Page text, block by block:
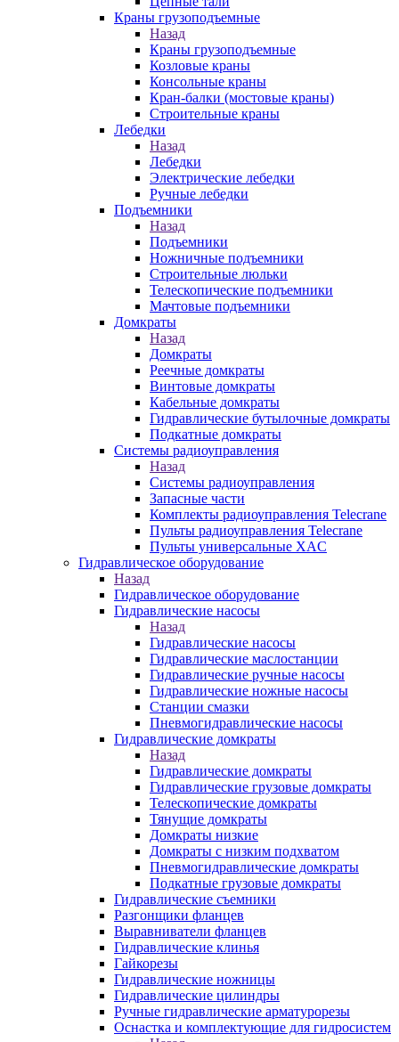
Краны грузоподъемные
Назад
Краны грузоподъемные
Козловые краны
Консольные краны
Кран-балки (мостовые краны)
Строительные краны
Лебедки
Назад
Лебедки
Электрические лебедки
Ручные лебедки
Подъемники
Назад
Подъемники
Ножничные подъемники
Строительные люльки
Телескопические подъемники
Мачтовые подъемники
Домкраты
Назад
Домкраты
Реечные домкраты
Винтовые домкраты
Кабельные домкраты
Гидравлические бутылочные домкраты
Подкатные домкраты
Системы радиоуправления
Назад
Системы радиоуправления
Запасные части
Комплекты радиоуправления Telecrane
Пульты радиоуправления Telecrane
Пульты универсальные XAC
Гидравлическое оборудование
Назад
Гидравлическое оборудование
Гидравлические насосы
Назад
Гидравлические насосы
Гидравлические маслостанции
Гидравлические ручные насосы
Гидравлические ножные насосы
Станции смазки
Пневмогидравлические насосы
Гидравлические домкраты
Назад
Гидравлические домкраты
Гидравлические грузовые домкраты
Телескопические домкраты
Тянущие домкраты
Домкраты низкие
Домкраты с низким подхватом
Пневмогидравлические домкраты
Подкатные грузовые домкраты
Гидравлические съемники
Разгонщики фланцев
Выравниватели фланцев
Гидравлические клинья
Гайкорезы
Гидравлические ножницы
Гидравлические цилиндры
Ручные гидравлические арматурорезы
Оснастка и комплектующие для гидросистем